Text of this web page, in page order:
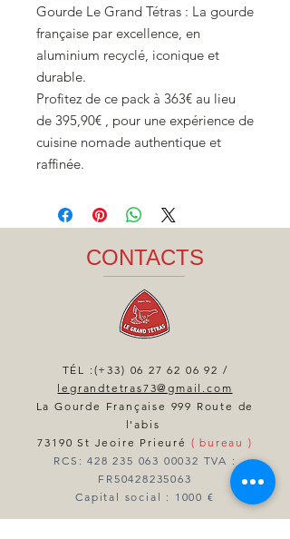
Gourde Le Grand Tétras : La gourde
française par excellence, en
aluminium recyclé, iconique et
durable.
Profitez de ce pack à 363€ au lieu
de 395,90€ , pour une expérience de
cuisine nomade authentique et
raffinée.
CONTACTS
TÉL :(+33) 06 27 62 06 92 /
legrandtetras73@gmail.com
La Gourde Française 999 Route de
l'abis
73190 St Jeoire Prieuré ( bureau )
RCS:428 235 063 00032 TVA :
FR50428235063
Capital social : 1000 €